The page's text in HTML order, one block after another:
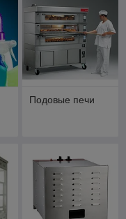
Подовые печи